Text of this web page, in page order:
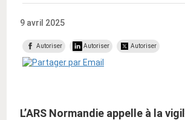
9 avril 2025
Autoriser Autoriser Autoriser
L’ARS Normandie appelle à la